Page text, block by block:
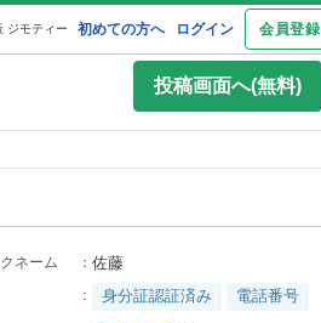
初めての方へ ログイン 会員登録
ジモティー
投稿画面へ(無料)
ネーム ： 佐藤
： 身分証認証済み 電話番号